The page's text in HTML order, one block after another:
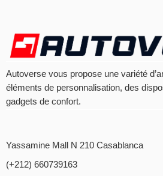
Autoverse vous propose une variété
éléments de personnalisation, des
gadgets de confort.
Yassamine Mall N 210 Casablanca
(+212) 660739163